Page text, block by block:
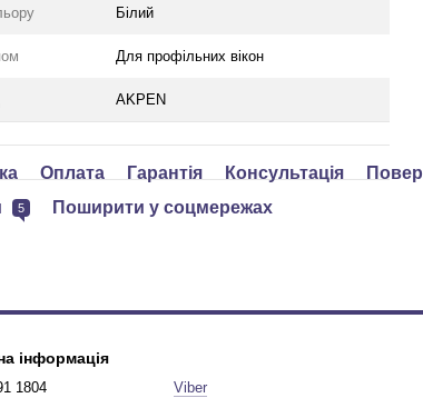
Білий
Для профільних вікон
AKPEN
Оплата Гарантія Консультація
5 Поширити у соцмережах
інформація
1804
Viber